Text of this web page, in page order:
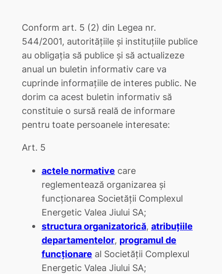
Conform art. 5 (2) din Legea nr.
544/2001, autoritățiile și instituțiile publice
au obligația să publice și să actualizeze
anual un buletin informativ care va
cuprinde informațiile de interes public. Ne
dorim ca acest buletin informativ să
constituie o sursă reală de informare
pentru toate persoanele interesate:
Art. 5
actele normative care
reglementează organizarea şi
funcţionarea Societăţii Complexul
Energetic Valea Jiului SA;
structura organizatorică, atribuţiile
departamentelor, programul de
funcţionare al Societăţii Complexul
Energetic Valea Jiului SA;